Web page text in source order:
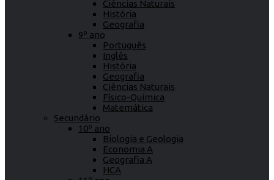
Ciências Naturais
História
Geografia
9º ano
Português
Inglês
História
Geografia
Ciências Naturais
Físico-Química
Matemática
Secundário
10º ano
Biologia e Geologia
Economia A
Geografia A
HCA